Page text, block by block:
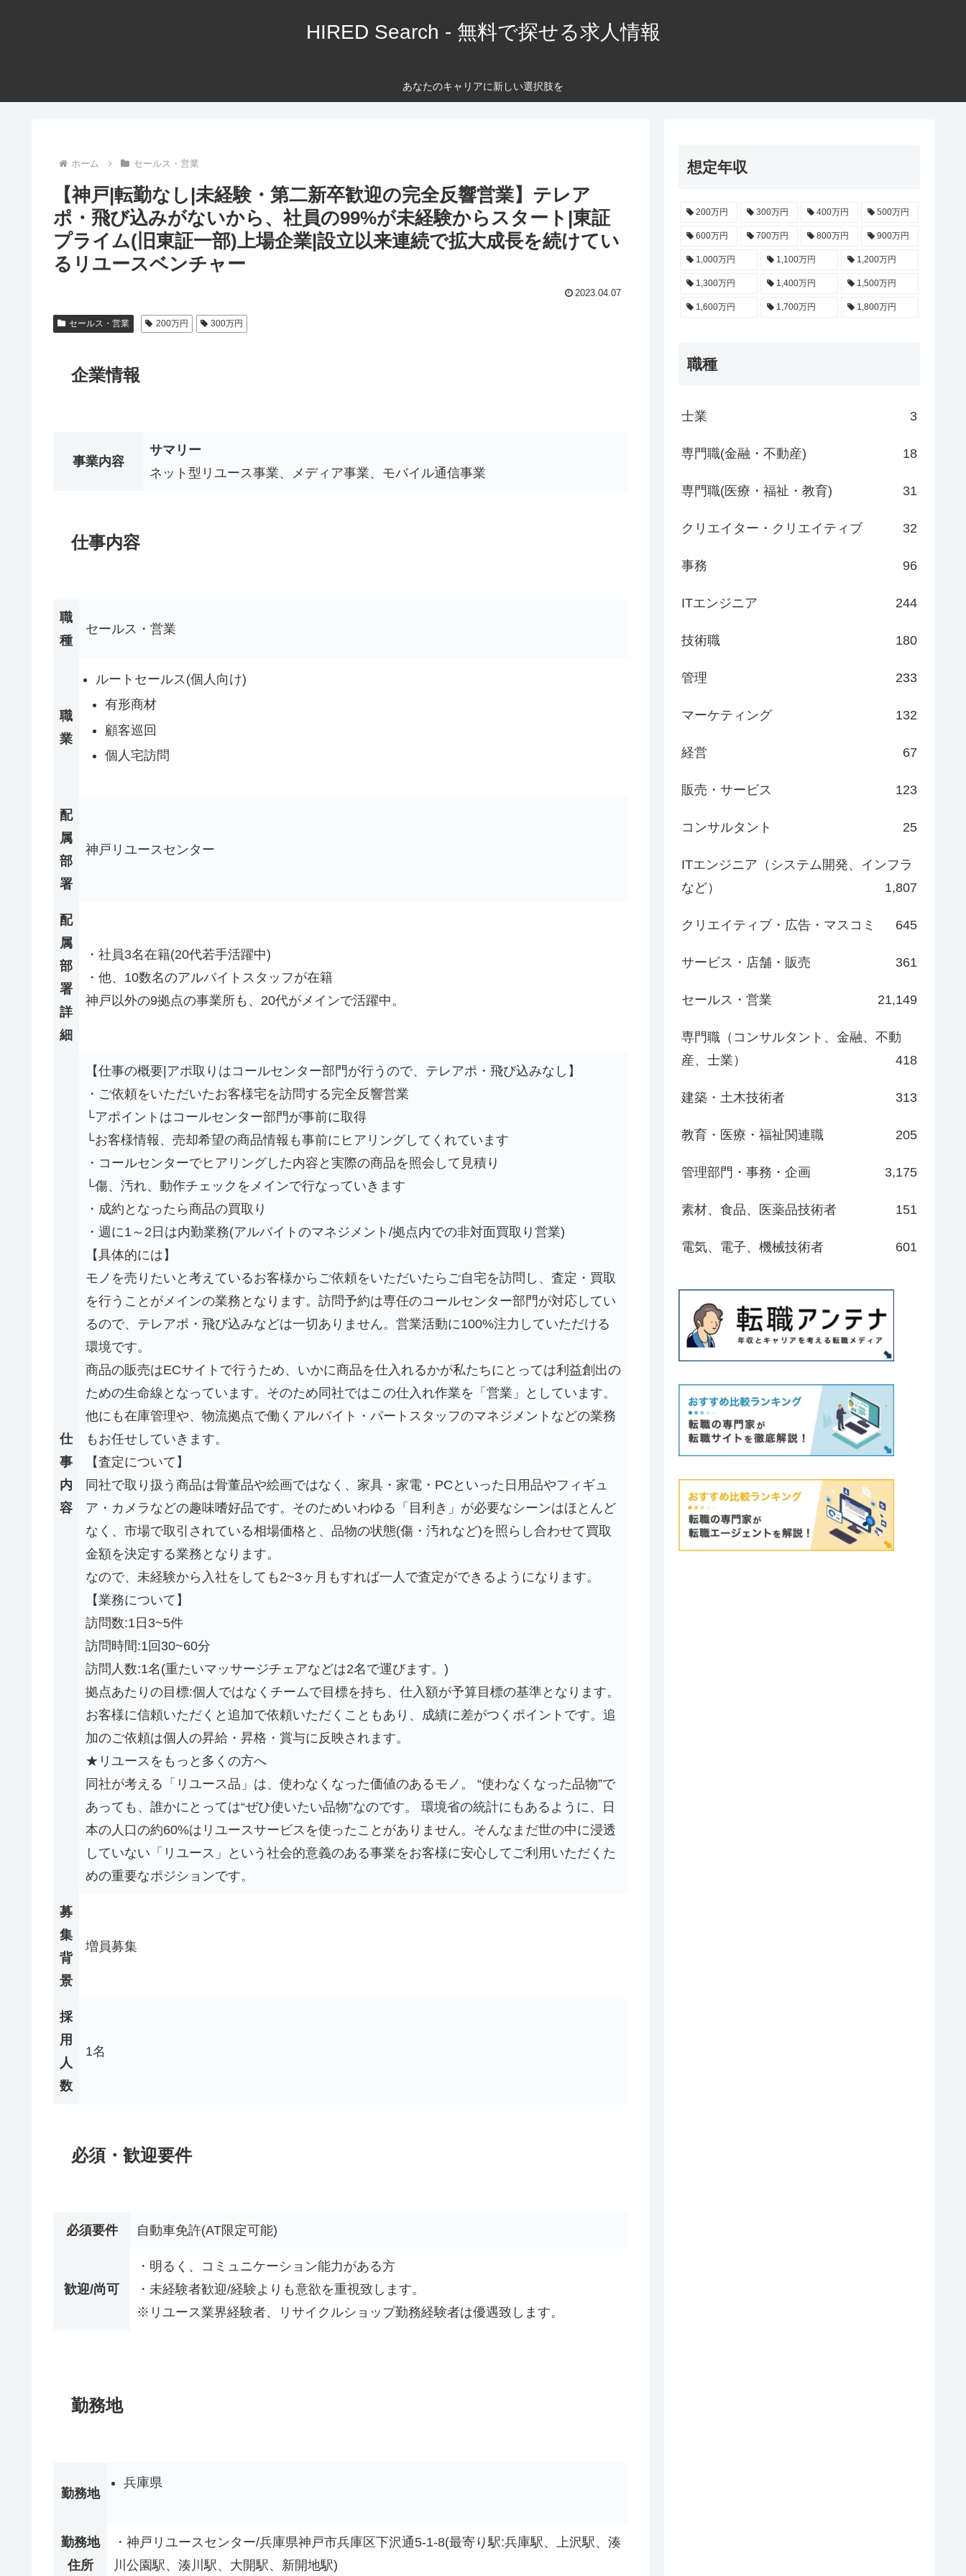
HIRED Search - 無料で探せる求人情報
あなたのキャリアに新しい選択肢を
ホーム セールス・営業
【神戸|転勤なし|未経験・第二新卒歓迎の完全反響営業】テレア
ポ・飛び込みがないから、社員の99%が未経験からスタート|東証
プライム(旧東証一部)上場企業|設立以来連続で拡大成長を続けてい
るリユースベンチャー
2023.04.07
セールス・営業 200万円 300万円
企業情報
事業内容
サマリー
ネット型リユース事業、メディア事業、モバイル通信事業
仕事内容
職
種
セールス・営業
職
業
ルートセールス(個人向け)
有形商材
顧客巡回
個人宅訪問
配
属
部
署
神戸リユースセンター
配
属
部
署
詳
細
・社員3名在籍(20代若手活躍中)
・他、10数名のアルバイトスタッフが在籍
神戸以外の9拠点の事業所も、20代がメインで活躍中。
仕
事
内
容
【仕事の概要|アポ取りはコールセンター部門が行うので、テレアポ・飛び込みなし】
・ご依頼をいただいたお客様宅を訪問する完全反響営業
└アポイントはコールセンター部門が事前に取得
└お客様情報、売却希望の商品情報も事前にヒアリングしてくれています
・コールセンターでヒアリングした内容と実際の商品を照会して見積り
└傷、汚れ、動作チェックをメインで行なっていきます
・成約となったら商品の買取り
・週に1～2日は内勤業務(アルバイトのマネジメント/拠点内での非対面買取り営業)
【具体的には】
モノを売りたいと考えているお客様からご依頼をいただいたらご自宅を訪問し、査定・買取
を行うことがメインの業務となります。訪問予約は専任のコールセンター部門が対応してい
るので、テレアポ・飛び込みなどは一切ありません。営業活動に100%注力していただける
環境です。
商品の販売はECサイトで行うため、いかに商品を仕入れるかが私たちにとっては利益創出の
ための生命線となっています。そのため同社ではこの仕入れ作業を「営業」としています。
他にも在庫管理や、物流拠点で働くアルバイト・パートスタッフのマネジメントなどの業務
もお任せしていきます。
【査定について】
同社で取り扱う商品は骨董品や絵画ではなく、家具・家電・PCといった日用品やフィギュ
ア・カメラなどの趣味嗜好品です。そのためいわゆる「目利き」が必要なシーンはほとんど
なく、市場で取引されている相場価格と、品物の状態(傷・汚れなど)を照らし合わせて買取
金額を決定する業務となります。
なので、未経験から入社をしても2~3ヶ月もすれば一人で査定ができるようになります。
【業務について】
訪問数:1日3~5件
訪問時間:1回30~60分
訪問人数:1名(重たいマッサージチェアなどは2名で運びます。)
拠点あたりの目標:個人ではなくチームで目標を持ち、仕入額が予算目標の基準となります。
お客様に信頼いただくと追加で依頼いただくこともあり、成績に差がつくポイントです。追
加のご依頼は個人の昇給・昇格・賞与に反映されます。
★リユースをもっと多くの方へ
同社が考える「リユース品」は、使わなくなった価値のあるモノ。 “使わなくなった品物”で
あっても、誰かにとっては“ぜひ使いたい品物”なのです。 環境省の統計にもあるように、日
本の人口の約60%はリユースサービスを使ったことがありません。そんなまだ世の中に浸透
していない「リユース」という社会的意義のある事業をお客様に安心してご利用いただくた
めの重要なポジションです。
募
集
背
景
増員募集
採
用
人
数
1名
必須・歓迎要件
必須要件 自動車免許(AT限定可能)
歓迎/尚可
・明るく、コミュニケーション能力がある方
・未経験者歓迎/経験よりも意欲を重視致します。
※リユース業界経験者、リサイクルショップ勤務経験者は優遇致します。
勤務地
勤務地
兵庫県
勤務地
住所
・神戸リユースセンター/兵庫県神戸市兵庫区下沢通5-1-8(最寄り駅:兵庫駅、上沢駅、湊
川公園駅、湊川駅、大開駅、新開地駅)
想定年収
200万円 300万円 400万円 500万円
600万円 700万円 800万円 900万円
1,000万円 1,100万円 1,200万円
1,300万円 1,400万円 1,500万円
1,600万円 1,700万円 1,800万円
職種
士業 3
専門職(金融・不動産) 18
専門職(医療・福祉・教育) 31
クリエイター・クリエイティブ 32
事務 96
ITエンジニア 244
技術職 180
管理 233
マーケティング 132
経営 67
販売・サービス 123
コンサルタント 25
ITエンジニア（システム開発、インフラ
など）
1,807
クリエイティブ・広告・マスコミ 645
サービス・店舗・販売 361
セールス・営業 21,149
専門職（コンサルタント、金融、不動
産、士業）
418
建築・土木技術者 313
教育・医療・福祉関連職 205
管理部門・事務・企画 3,175
素材、食品、医薬品技術者 151
電気、電子、機械技術者 601